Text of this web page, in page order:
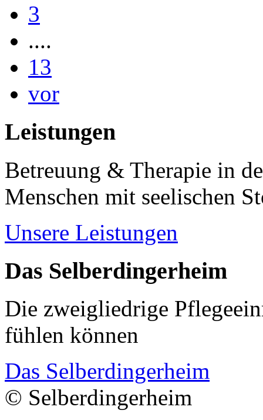
3
....
13
vor
Leistungen
Betreuung & Therapie in
Menschen mit seelischen
Unsere Leistungen
Das Selberdingerheim
Die zweigliedrige
fühlen können
Das Selberdingerheim
© Selberdingerheim